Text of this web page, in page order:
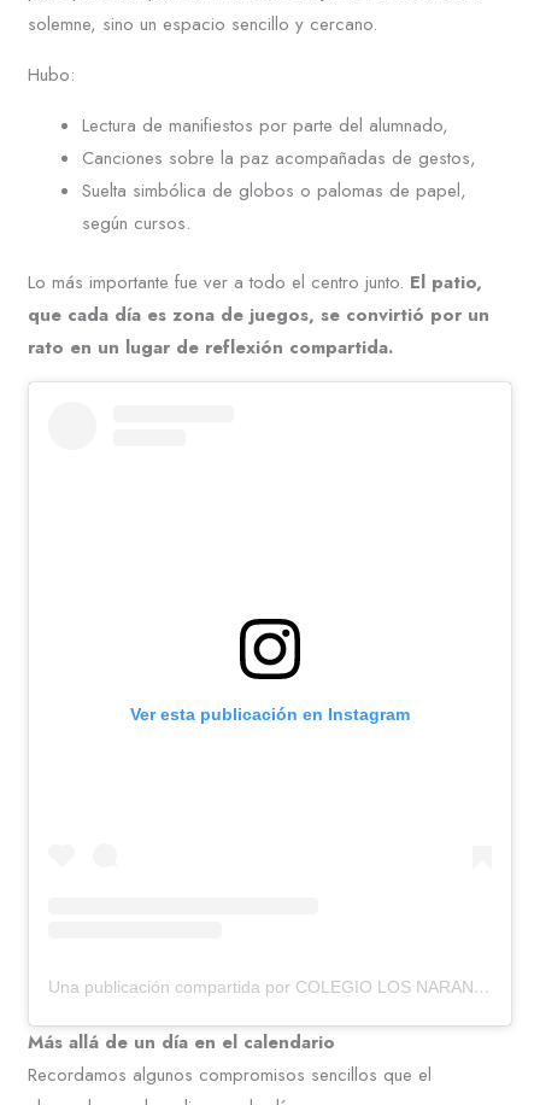
solemne, sino un espacio sencillo y cercano.
Hubo:
Lectura de manifiestos por parte del alumnado,
Canciones sobre la paz acompañadas de gestos,
Suelta simbólica de globos o palomas de papel,
según cursos.
Lo más importante fue ver a todo el centro junto. El patio,
que cada día es zona de juegos, se convirtió por un
rato en un lugar de reflexión compartida.
Ver esta publicación en Instagram
Una publicación compartida por COLEGIO LOS NARANJOS (@colegiolosnaranjos)
Más allá de un día en el calendario
Recordamos algunos compromisos sencillos que el